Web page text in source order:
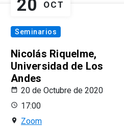
20 OCT
Seminarios
Nicolás Riquelme,
Universidad de Los
Andes
20 de Octubre de 2020
17:00
Zoom